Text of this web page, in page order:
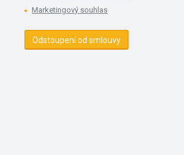
Marketingový souhlas
Odstoupení od smlouvy